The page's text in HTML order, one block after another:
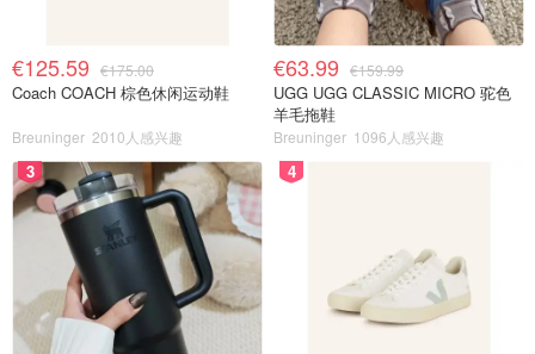
€125.59 €175.00
Coach COACH 棕色休闲运动鞋
Breuninger 2010人感兴趣
€63.99 €159.99
UGG UGG CLASSIC MICRO 驼色
羊毛拖鞋
Breuninger 1096人感兴趣
3 4